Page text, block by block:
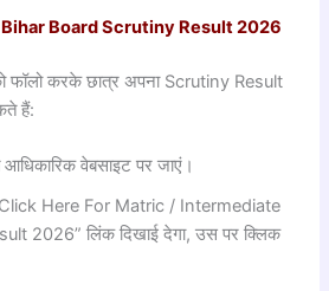
Board Scrutiny Result 2026
फॉलो करके छात्र अपना Scrutiny Result
हैं:
वेबसाइट पर जाएं।
Here For Matric / Intermediate
2026” लिंक दिखाई देगा, उस पर क्लिक